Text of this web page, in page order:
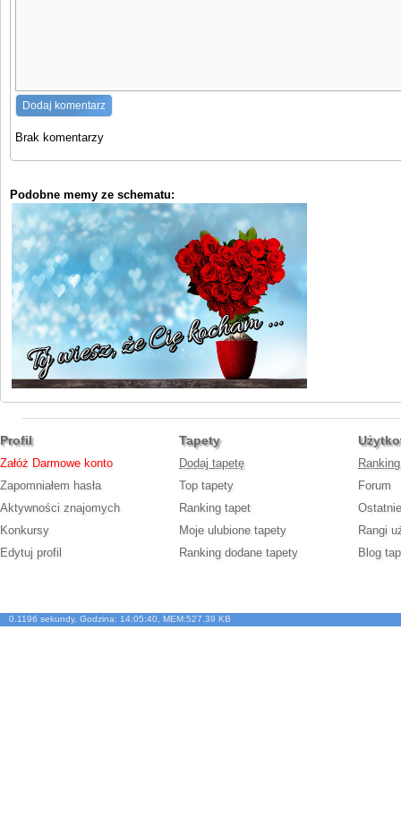
Brak komentarzy
Podobne memy ze schematu:
Profil
Załóż Darmowe konto
Zapomniałem hasła
Aktywności znajomych
Konkursy
Edytuj profil
Tapety
Dodaj tapetę
Top tapety
Ranking tapet
Moje ulubione tapety
Ranking dodane tapety
Forum
Rangi
Blog
0.1196 sekundy, Godzina: 14:05:40, MEM:527.39 KB